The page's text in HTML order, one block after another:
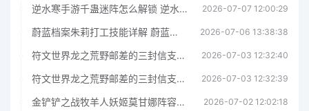
逆水寒手游千蛊迷阵怎么解锁 逆水寒手游千蛊迷阵解锁指南 2026-07-07 12:00:29
蔚蓝档案朱莉打工技能详解 蔚蓝档案朱莉打工技能介绍 2026-07-06 13:38:38
符文世界龙之荒野邮差的三封信支线任务完成指南 符文世界龙之荒野邮差的三封信支线任务攻略 2026-07-03 12:32:40
符文世界龙之荒野邮差的三封信支线任务完成指南 符文世界龙之荒野邮差的三封信支线任务攻略 2026-07-03 12:32:39
金铲铲之战牧羊人妖姬莫甘娜阵容玩法指南金铲铲之战牧羊人妖姬莫甘娜阵容玩法 2026-07-02 12:02:18